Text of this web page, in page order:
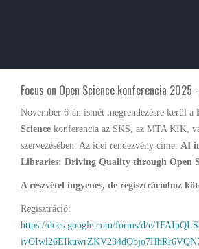
Focus on Open Science konferencia
November 6-án ismét megrendezésre kerül a
Science konferencia az SKS, az MTA KIK,
szervezésében. Az idei rendezvény címe: AI
Libraries: Driving Quality through Open
A részvétel ingyenes, de regisztrációhoz
Regisztráció:
https://docs.google.com/forms/d/e/